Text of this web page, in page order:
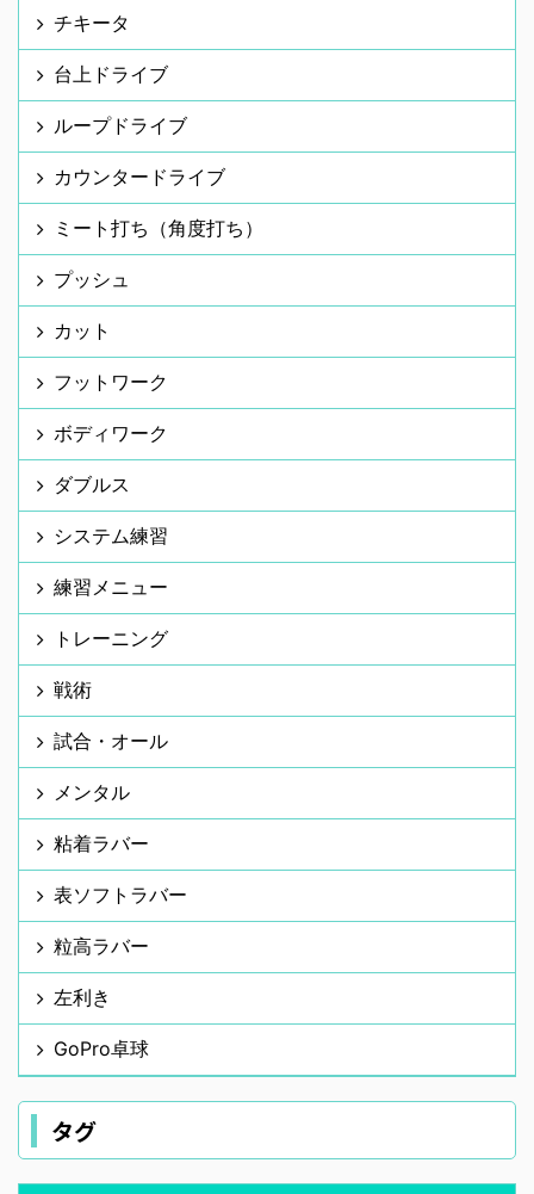
チキータ
台上ドライブ
ループドライブ
カウンタードライブ
ミート打ち（角度打ち）
プッシュ
カット
フットワーク
ボディワーク
ダブルス
システム練習
練習メニュー
トレーニング
戦術
試合・オール
メンタル
粘着ラバー
表ソフトラバー
粒高ラバー
左利き
GoPro卓球
タグ